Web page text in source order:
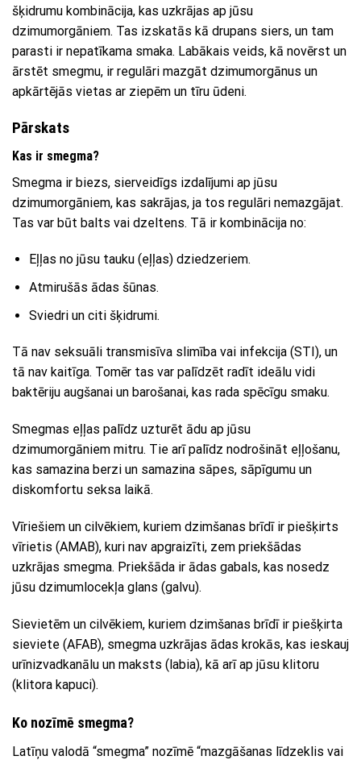
šķidrumu kombinācija, kas uzkrājas ap jūsu
dzimumorgāniem. Tas izskatās kā drupans siers, un tam
parasti ir nepatīkama smaka. Labākais veids, kā novērst un
ārstēt smegmu, ir regulāri mazgāt dzimumorgānus un
apkārtējās vietas ar ziepēm un tīru ūdeni.
Pārskats
Kas ir smegma?
Smegma ir biezs, sierveidīgs izdalījumi ap jūsu
dzimumorgāniem, kas sakrājas, ja tos regulāri nemazgājat.
Tas var būt balts vai dzeltens. Tā ir kombinācija no:
Eļļas no jūsu tauku (eļļas) dziedzeriem.
Atmirušās ādas šūnas.
Sviedri un citi šķidrumi.
Tā nav seksuāli transmisīva slimība vai infekcija (STI), un
tā nav kaitīga. Tomēr tas var palīdzēt radīt ideālu vidi
baktēriju augšanai un barošanai, kas rada spēcīgu smaku.
Smegmas eļļas palīdz uzturēt ādu ap jūsu
dzimumorgāniem mitru. Tie arī palīdz nodrošināt eļļošanu,
kas samazina berzi un samazina sāpes, sāpīgumu un
diskomfortu seksa laikā.
Vīriešiem un cilvēkiem, kuriem dzimšanas brīdī ir piešķirts
vīrietis (AMAB), kuri nav apgraizīti, zem priekšādas
uzkrājas smegma. Priekšāda ir ādas gabals, kas nosedz
jūsu dzimumlocekļa glans (galvu).
Sievietēm un cilvēkiem, kuriem dzimšanas brīdī ir piešķirta
sieviete (AFAB), smegma uzkrājas ādas krokās, kas ieskauj
urīnizvadkanālu un maksts (labia), kā arī ap jūsu klitoru
(klitora kapuci).
Ko nozīmē smegma?
Latīņu valodā “smegma” nozīmē “mazgāšanas līdzeklis vai